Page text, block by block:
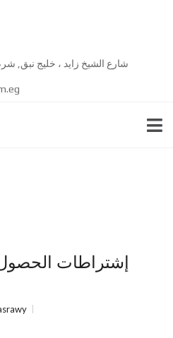
شارع الشيخ زايد ، خليج نبق,
إشتراطات